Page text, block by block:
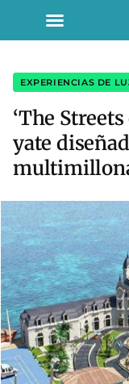
EXPERIENCIAS DE
‘The
yate